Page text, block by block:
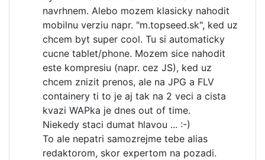
navrhnem. Alebo mozem klasicky nahodit
mobilnu verziu napr. "m.topseed.sk", ked uz
chcem byt super cool. Tu si automaticky
cucne tablet/phone. Mozem sice nahodit
este kompresiu (napr. cez JS), ked uz
chcem znizit prenos, ale na JPG a FLV
containery ti to je aj tak na 2 veci a cista
kvazi WAPka je dnes out of time.
Niekedy staci dumat hlavou ... :-)
To ale nepatri samozrejme tebe alias
redaktorom, skor expertom na pozadi.